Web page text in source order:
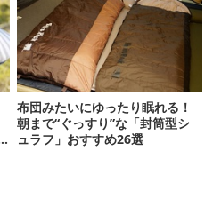
布団みたいにゆったり眠れる！
朝まで“ぐっすり”な「封筒型シ
ュラフ」おすすめ26選